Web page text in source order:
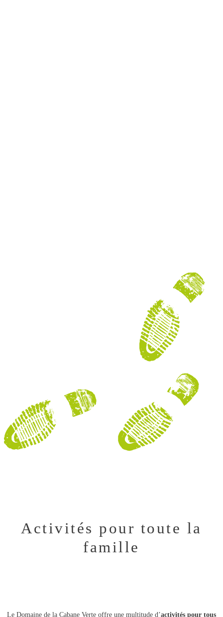
Activités pour toute la
famille
Le Domaine de la Cabane Verte offre une multitude d’activités pour tous